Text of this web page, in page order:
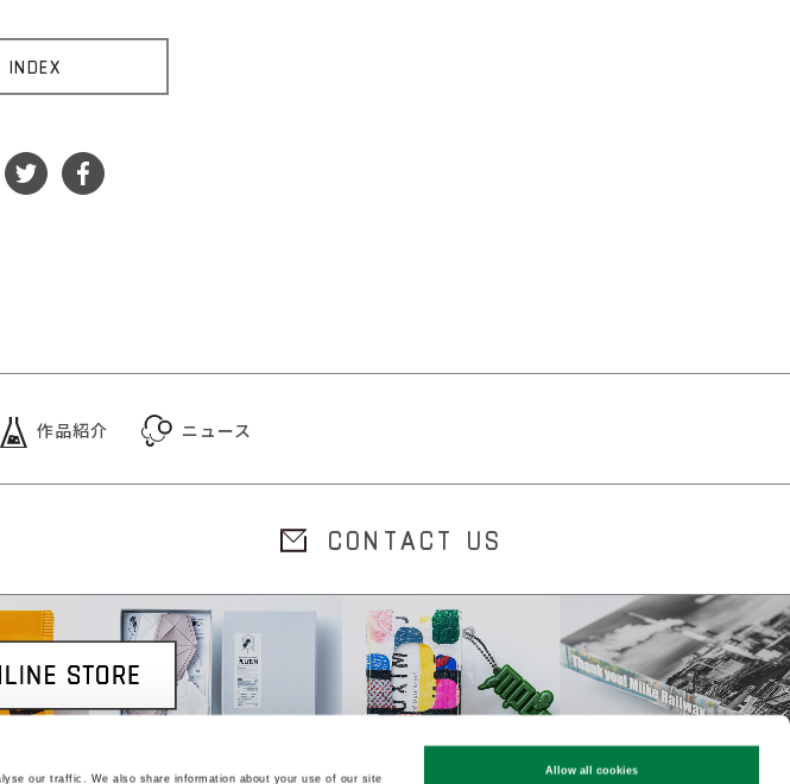
our traffic. We also share information about your use of our site
Allow all cookies
作品紹介 ニュース
CONTACT US